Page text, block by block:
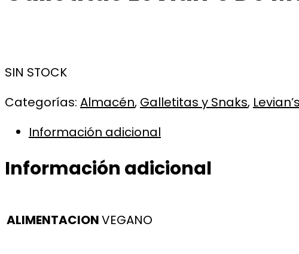
SIN STOCK
Categorías: Almacén, Galletitas y Snaks, Levian’s
Información adicional
Información adicional
ALIMENTACIONVEGANO